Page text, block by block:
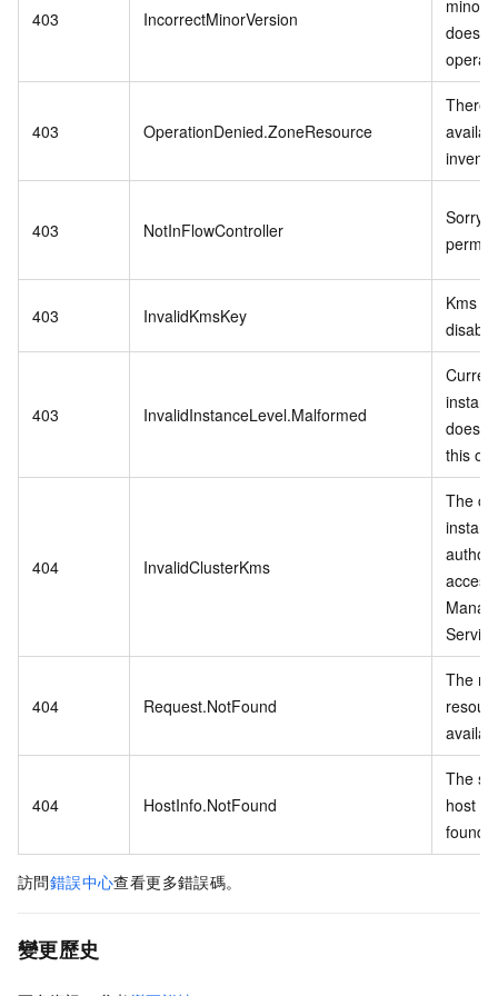
403 IncorrectMinorVersion
minor
does
403 OperationDenied.ZoneResource
There
403 NotInFlowController
403 InvalidKmsKey
Kms
403 InvalidInstanceLevel.Malformed
does
this
404 InvalidClusterKms
The
404 Request.NotFound
The
404 HostInfo.NotFound
The
host
found.
訪問錯誤中心查看更多錯誤碼。
變更歷史